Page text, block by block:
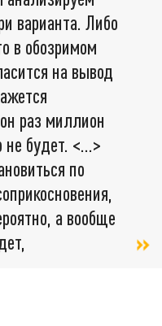
варианта. Либо
в обозримом
на вывод
раз миллион
не будет. <…>
по
а вообще